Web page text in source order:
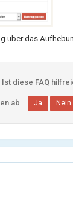
über das
diese FAQ
ab Ja Nein